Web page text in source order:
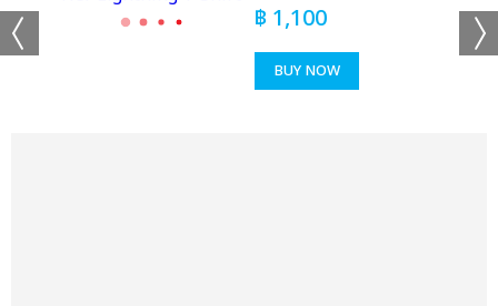
฿ 1,100
BUY NOW